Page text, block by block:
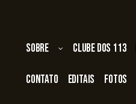
Sobre Clube dos 113
Contato Editais Fotos